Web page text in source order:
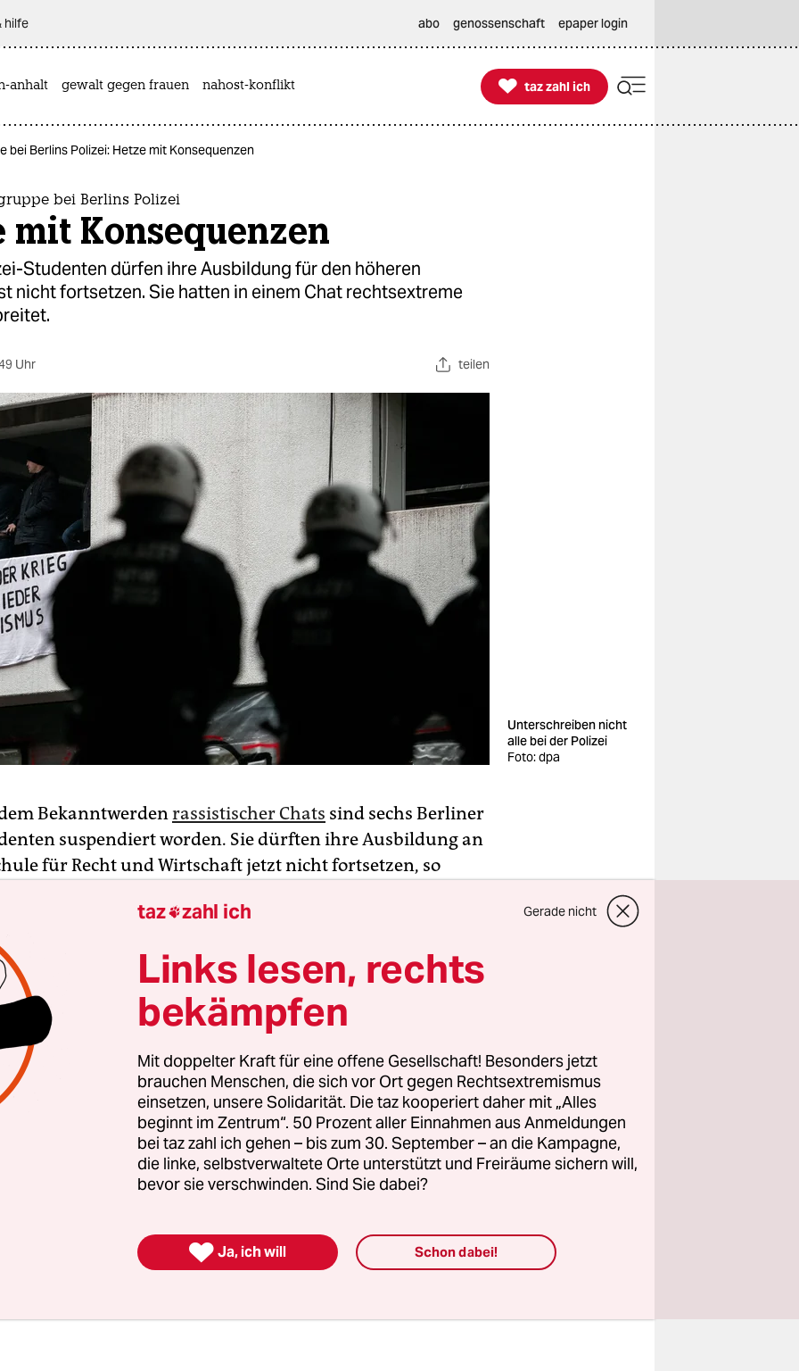
hilfe abo genossenschaft epaper login
anhalt gewalt gegen frauen nahost-konflikt 
taz zahl ich
taz zahl ich
bei Berlins Polizei: Hetze mit Konsequenzen
bei Berlins Polizei
mit Konsequenzen
Studenten dürfen ihre Ausbildung für den höheren
nicht fortsetzen. Sie hatten in einem Chat rechtsextreme
Uhr teilen
Unterschreiben nicht
alle bei der Polizei
Foto: dpa
Bekanntwerdenrassistischer Chats sind sechs Berliner
suspendiert worden. Sie dürften ihre Ausbildung an
für Recht und Wirtschaft jetzt nicht fortsetzen, so
ausgebildet. „Wir haben eine klare Haltung, es
charakterliche Eignung für den Polizisten-Beruf und es
so der Sprecher.
Volksverhetzung ermittelt die
gegen sieben Beschuldigte. Ihnen wird
in einer
Chatgruppe mit 26 MitgliedernNachrichten mit
Inhalt versandt zu haben. Zudem hat die
gegen die verdächtigen Männer und
Eine Polizeisprecherin sagte am Montag, eine
sich nicht in so schwerwiegender Weise an den Chats
taz zahl ich Gerade nicht
Links lesen, rechts
bekämpfen
Mit doppelter Kraft für eine offene Gesellschaft! Besonders jetzt
brauchen Menschen, die sich vor Ort gegen Rechtsextremismus
einsetzen, unsere Solidarität. Die taz kooperiert daher mit „Alles
beginnt im Zentrum“. 50 Prozent aller Einnahmen aus Anmeldungen
bei taz zahl ich gehen – bis zum 30. September – an die Kampagne,
die linke, selbstverwaltete Orte unterstützt und Freiräume sichern will,
bevor sie verschwinden. Sind Sie dabei?
 Ja, ich will Schon dabei!